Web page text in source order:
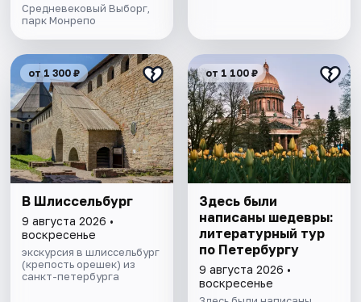
Средневековый Выборг,
парк Монрепо
от 1 300 ₽
В Шлиссельбург
9 августа 2026 •
воскресенье
экскурсия в шлиссельбург
(крепость орешек) из
санкт-петербурга
от 1 100 ₽
Здесь были
написаны шедевры:
литературный тур
по Петербургу
9 августа 2026 •
воскресенье